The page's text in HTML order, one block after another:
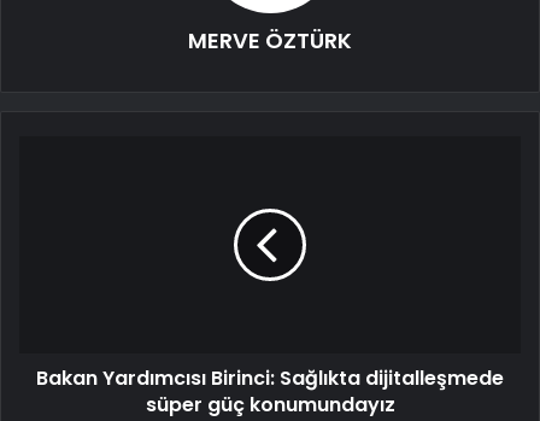
MERVE ÖZTÜRK
Bakan Yardımcısı Birinci: Sağlıkta dijitalleşmede
süper güç konumundayız